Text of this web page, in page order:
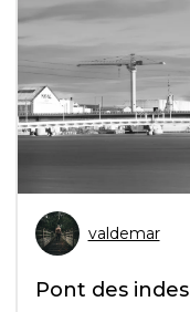
valdemar
Pont des indes